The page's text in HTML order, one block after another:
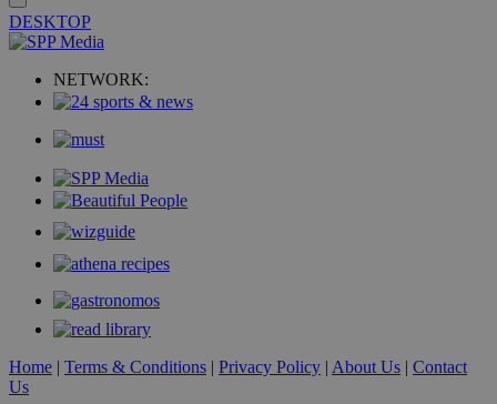
DESKTOP
NETWORK:
Home | Terms & Conditions | Privacy Policy | About Us | Contact
Us